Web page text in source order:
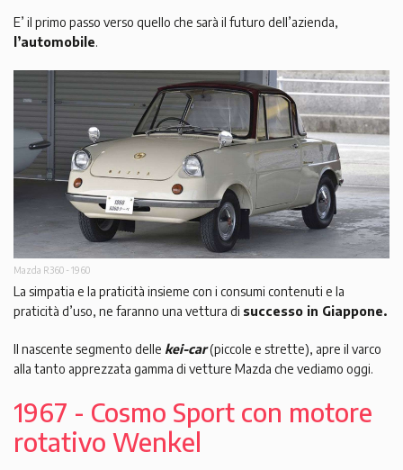
E’ il primo passo verso quello che sarà il futuro dell’azienda,
l’automobile.
Mazda R360 - 1960
La simpatia e la praticità insieme con i consumi contenuti e la
praticità d’uso, ne faranno una vettura di successo in Giappone.
Il nascente segmento delle kei-car(piccole e strette), apre il varco
alla tanto apprezzata gamma di vetture Mazda che vediamo oggi.
1967 - Cosmo Sport con motore
rotativo Wenkel